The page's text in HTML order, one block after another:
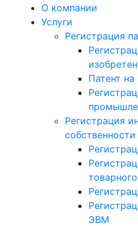
О компании
Услуги
Регистрация
Патент
Регистрация
собственности
ЭВМ